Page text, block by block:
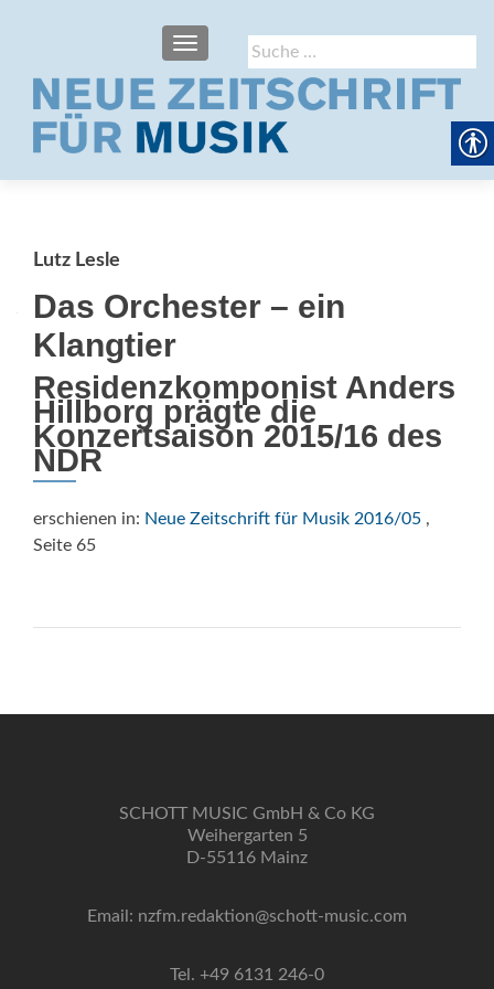
Suche
nach:
SCHALTE NAVIGATION
Lutz Lesle
Das Orchester – ein
Klangtier
Residenzkomponist Anders
Hillborg prägte die
Konzertsaison 2015/16 des
NDR
erschienen in: Neue Zeitschrift für Musik 2016/05 ,
Seite 65
SCHOTT MUSIC GmbH & Co KG
Weihergarten 5
D-55116 Mainz
Email: nzfm.redaktion@schott-music.com
Tel. +49 6131 246-0